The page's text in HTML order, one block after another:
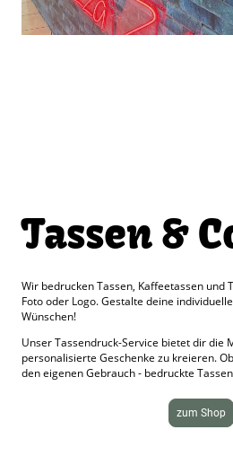
Tassen &
Wir bedrucken Tassen, Kaffeetassen und
Foto oder Logo. Gestalte deine
Wünschen!
Unser Tassendruck-Service bietet dir die
personalisierte Geschenke zu kreieren.
den eigenen Gebrauch - bedruckte
zum Shop